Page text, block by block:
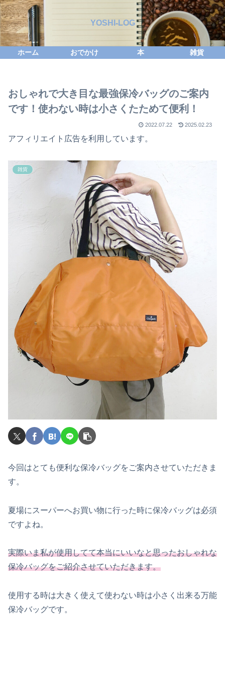
YOSHI-LOG
ホーム おでかけ 本 雑貨
おしゃれで大き目な最強保冷バッグのご案内
です！使わない時は小さくたためて便利！
2022.07.22 2025.02.23
アフィリエイト広告を利用しています。
雑貨
今回はとても便利な保冷バッグをご案内させていただきま
す。
夏場にスーパーへお買い物に行った時に保冷バッグは必須
ですよね。
実際いま私が使用してて本当にいいなと思ったおしゃれな
保冷バッグをご紹介させていただきます。
使用する時は大きく使えて使わない時は小さく出来る万能
保冷バッグです。